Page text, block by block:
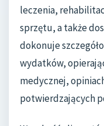
leczenia,
sprzętu, a także
dokonuje
wydatków,
medycznej,
potwierdzających